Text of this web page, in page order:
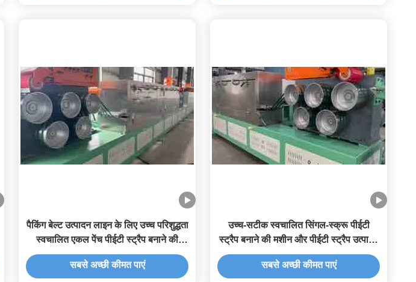
पैकिंग बेल्ट उत्पादन लाइन के लिए उच्च परिशुद्धता
स्वचालित एकल पेंच पीईटी स्ट्रैप बनाने की
मशीन
सबसे अच्छी कीमत पाएं
उच्च-सटीक स्वचालित सिंगल-स्क्रू पीईटी
स्ट्रैप बनाने की मशीन और पीईटी स्ट्रैप उत्पादन
लाइन
सबसे अच्छी कीमत पाएं